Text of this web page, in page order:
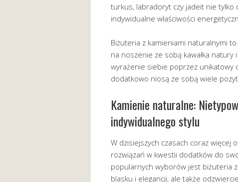
turkus, labradoryt czy jadeit nie tylko
indywidualne właściwości
Biżuteria z kamieniami naturalnymi
na noszenie ze sobą kawałka
wyrażenie siebie poprzez unikatowy
dodatkowo niosą ze sobą wiele
Kamienie naturalne:
indywidualnego stylu
W dzisiejszych czasach coraz więcej
rozwiązań w kwestii dodatków do
popularnych wyborów jest biżuteria
blasku i elegancji, ale także